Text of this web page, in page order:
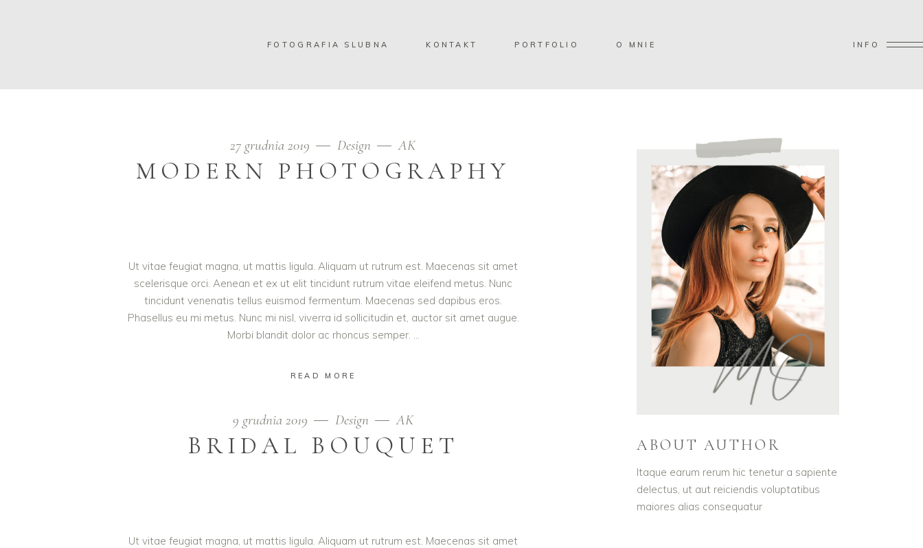
FOTOGRAFIA SLUBNA KONTAKT PORTFOLIO O MNIE INFO
27 grudnia 2019 Design AK
MODERN PHOTOGRAPHY
Ut vitae feugiat magna, ut mattis ligula. Aliquam ut rutrum est. Maecenas sit amet
scelerisque orci. Aenean et ex ut elit tincidunt rutrum vitae eleifend metus. Nunc
tincidunt venenatis tellus euismod fermentum. Maecenas sed dapibus eros.
Phasellus eu mi metus. Nunc mi nisl, viverra id sollicitudin et, auctor sit amet augue.
Morbi blandit dolor ac rhoncus semper.
READ MORE
9 grudnia 2019 Design AK
BRIDAL BOUQUET
Ut vitae feugiat magna, ut mattis ligula. Aliquam ut rutrum est. Maecenas sit amet
ABOUT AUTHOR
Itaque earum rerum hic tenetur a sapiente
delectus, ut aut reiciendis voluptatibus
maiores alias consequatur